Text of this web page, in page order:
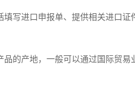
写进口申报单、提供相关进口
的产地，一般可以通过国际贸